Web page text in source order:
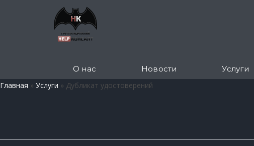
О нас Новости Услуги
Главная » Услуги » Дубликат удостоверений